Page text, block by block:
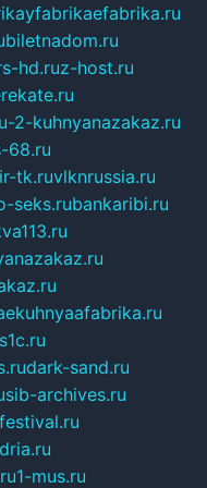
biletnadom.ru
hd.ruz-host.ru
2-kuhnyanazakaz.ru
68.ru
tk.ruvlknrussia.ru
seks.rubankaribi.ru
dark-sand.ru
sib-archives.ru
1-mus.ru